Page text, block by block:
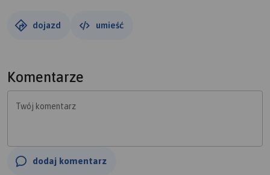
dojazd umieść
Komentarze
Twój komentarz
dodaj komentarz